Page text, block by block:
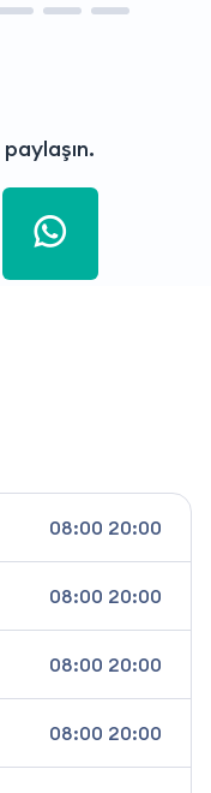
08:00 20:00
08:00 20:00
08:00 20:00
08:00 20:00